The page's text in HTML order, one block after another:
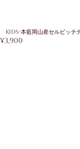
KIDS-本藍岡山産セルビッチ
¥3,900